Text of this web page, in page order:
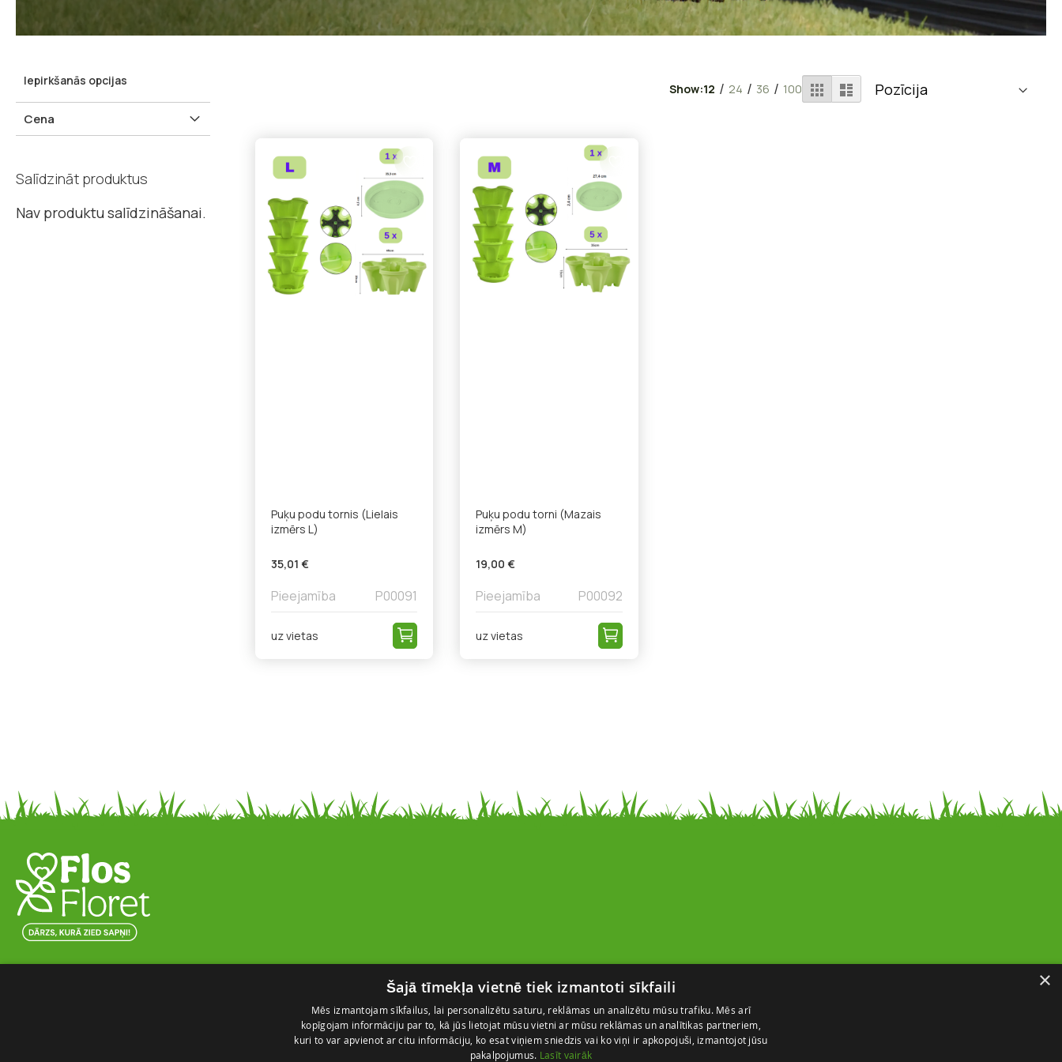
Show:12 / 24 / 36 / 100
Apskatīt
kā
RežģisSaraksts
Puķu podu tornis (Lielais
izmērs L)
35,01 €
P00091
Pieejamība
uz vietas
Puķu podu torni (Mazais
izmērs M)
19,00 €
P00092
Pieejamība
uz vietas
Iepirkšanās opcijas
Cena
Salīdzināt produktus
Nav produktu salīdzināšanai.
SIA “FlosFloret”
Ventspils nov., Ugāles pag.,
Ugāle, “Salas” – 23, LV-3615
+371 28 767 262
Kontakti
×
Šajā tīmekļa vietnē tiek izmantoti sīkfaili
Mēs izmantojam sīkfailus, lai personalizētu saturu, reklāmas un analizētu mūsu trafiku. Mēs arī
kopīgojam informāciju par to, kā jūs lietojat mūsu vietni ar mūsu reklāmas un analītikas partneriem,
kuri to var apvienot ar citu informāciju, ko esat viņiem sniedzis vai ko viņi ir apkopojuši, izmantojot jūsu
pakalpojumus. Lasīt vairāk